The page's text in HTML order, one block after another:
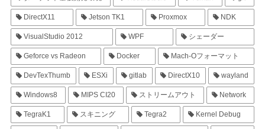
DirectX11 Jetson TK1 Proxmox NDK
VisualStudio 2012 WPF シェーダー
Geforce vs Radeon Docker Mach-Oフォーマット
DevTexThumb ESXi gitlab DirectX10 wayland
Windows8 MIPS CI20 ストリームアウト Network
TegraK1 スキニング Tegra2 Kernel Debug